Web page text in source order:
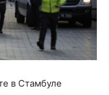
в Стамбуле